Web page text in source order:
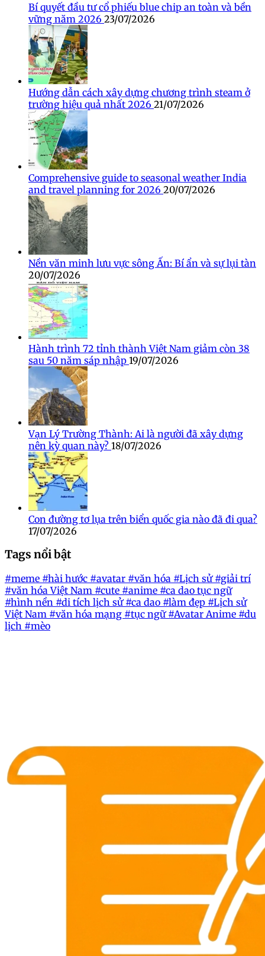
Bí quyết đầu tư cổ phiếu blue chip an toàn và bền
vững năm 2026 23/07/2026
Hướng dẫn cách xây dựng chương trình steam ở
trường hiệu quả nhất 2026 21/07/2026
Comprehensive guide to seasonal weather India
and travel planning for 2026 20/07/2026
Nền văn minh lưu vực sông Ấn: Bí ẩn và sự lụi tàn
20/07/2026
Hành trình 72 tỉnh thành Việt Nam giảm còn 38
sau 50 năm sáp nhập 19/07/2026
Vạn Lý Trường Thành: Ai là người đã xây dựng
nên kỳ quan này? 18/07/2026
Con đường tơ lụa trên biển quốc gia nào đã đi qua?
17/07/2026
Tags nổi bật
#meme #hài hước #avatar #văn hóa #Lịch sử#giải trí
#văn hóa Việt Nam #cute #anime #ca dao tục ngữ
#hình nền #di tích lịch sử#ca dao #làm đẹp #Lịch sử
Việt Nam #văn hóa mạng #tục ngữ#Avatar Anime #du
lịch #mèo